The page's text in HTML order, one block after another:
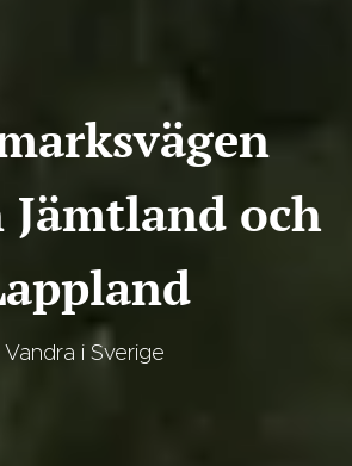
och
Vandra i Sverige